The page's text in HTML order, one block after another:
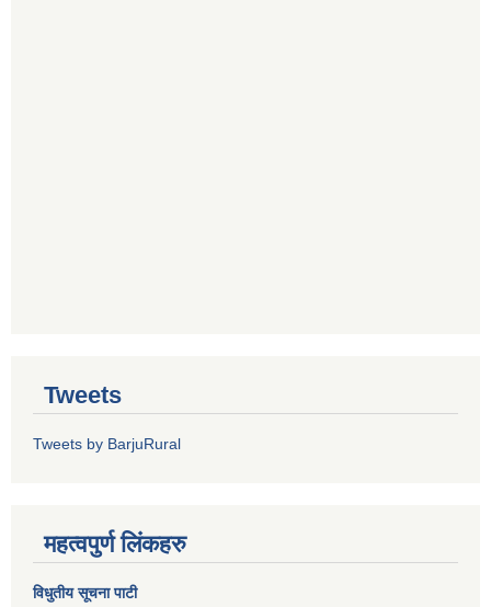
Tweets
Tweets by BarjuRural
महत्वपुर्ण लिंकहरु
विधुतीय सूचना पाटी